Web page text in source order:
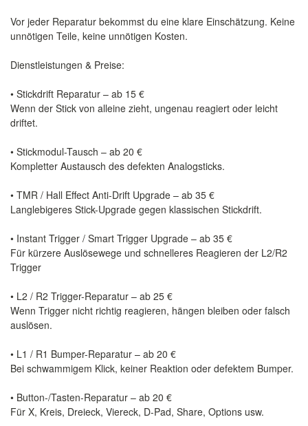
Vor jeder Reparatur bekommst du eine klare Einschätzung. Keine
unnötigen Teile, keine unnötigen Kosten.
Dienstleistungen & Preise:
• Stickdrift Reparatur – ab 15 €
Wenn der Stick von alleine zieht, ungenau reagiert oder leicht
driftet.
• Stickmodul-Tausch – ab 20 €
Kompletter Austausch des defekten Analogsticks.
• TMR / Hall Effect Anti-Drift Upgrade – ab 35 €
Langlebigeres Stick-Upgrade gegen klassischen Stickdrift.
• Instant Trigger / Smart Trigger Upgrade – ab 35 €
Für kürzere Auslösewege und schnelleres Reagieren der L2/R2
Trigger
• L2 / R2 Trigger-Reparatur – ab 25 €
Wenn Trigger nicht richtig reagieren, hängen bleiben oder falsch
auslösen.
• L1 / R1 Bumper-Reparatur – ab 20 €
Bei schwammigem Klick, keiner Reaktion oder defektem Bumper.
• Button-/Tasten-Reparatur – ab 20 €
Für X, Kreis, Dreieck, Viereck, D-Pad, Share, Options usw.